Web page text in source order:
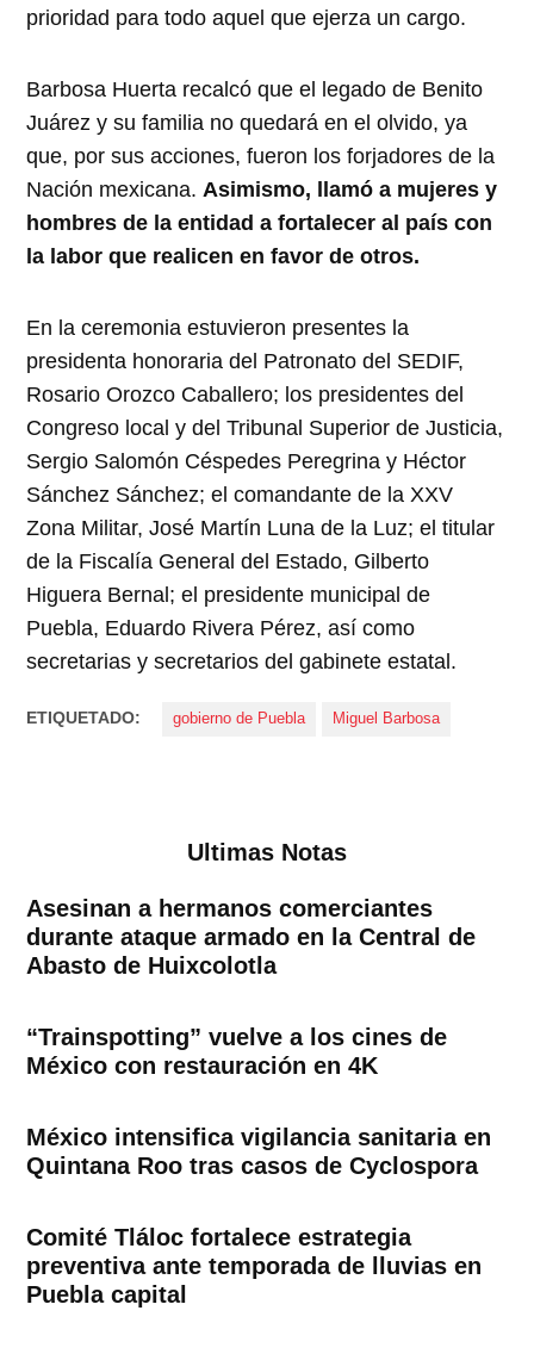
prioridad para todo aquel que ejerza un cargo.
Barbosa Huerta recalcó que el legado de Benito
Juárez y su familia no quedará en el olvido, ya
que, por sus acciones, fueron los forjadores de la
Nación mexicana.Asimismo, llamó a mujeres y
hombres de la entidad a fortalecer al país con
la labor que realicen en favor de otros.
En la ceremonia estuvieron presentes la
presidenta honoraria del Patronato del SEDIF,
Rosario Orozco Caballero; los presidentes del
Congreso local y del Tribunal Superior de Justicia,
Sergio Salomón Céspedes Peregrina y Héctor
Sánchez Sánchez; el comandante de la XXV
Zona Militar, José Martín Luna de la Luz; el titular
de la Fiscalía General del Estado, Gilberto
Higuera Bernal; el presidente municipal de
Puebla, Eduardo Rivera Pérez, así como
secretarias y secretarios del gabinete estatal.
ETIQUETADO: gobierno de Puebla Miguel Barbosa
Ultimas Notas
Asesinan a hermanos comerciantes
durante ataque armado en la Central de
Abasto de Huixcolotla
“Trainspotting” vuelve a los cines de
México con restauración en 4K
México intensifica vigilancia sanitaria en
Quintana Roo tras casos de Cyclospora
Comité Tláloc fortalece estrategia
preventiva ante temporada de lluvias en
Puebla capital